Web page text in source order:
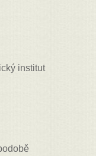
institut